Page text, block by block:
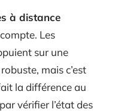
à distance
Les
sur une
mais c’est
la différence au
vérifier l’état des